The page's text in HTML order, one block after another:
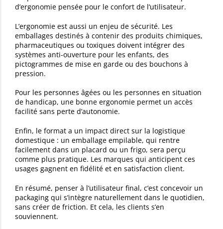
d’ergonomie pensée pour le confort de l’utilisateur.
L’ergonomie est aussi un enjeu de sécurité. Les
emballages destinés à contenir des produits chimiques,
pharmaceutiques ou toxiques doivent intégrer des
systèmes anti-ouverture pour les enfants, des
pictogrammes de mise en garde ou des bouchons à
pression.
Pour les personnes âgées ou les personnes en situation
de handicap, une bonne ergonomie permet un accès
facilité sans perte d’autonomie.
Enfin, le format a un impact direct sur la logistique
domestique : un emballage empilable, qui rentre
facilement dans un placard ou un frigo, sera perçu
comme plus pratique. Les marques qui anticipent ces
usages gagnent en fidélité et en satisfaction client.
En résumé, penser à l’utilisateur final, c’est concevoir un
packaging qui s’intègre naturellement dans le quotidien,
sans créer de friction. Et cela, les clients s’en
souviennent.